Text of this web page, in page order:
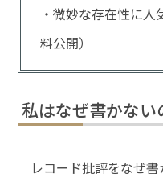
・微妙な存在性に人
料公開）
私はなぜ書かない
レコード批評をなぜ